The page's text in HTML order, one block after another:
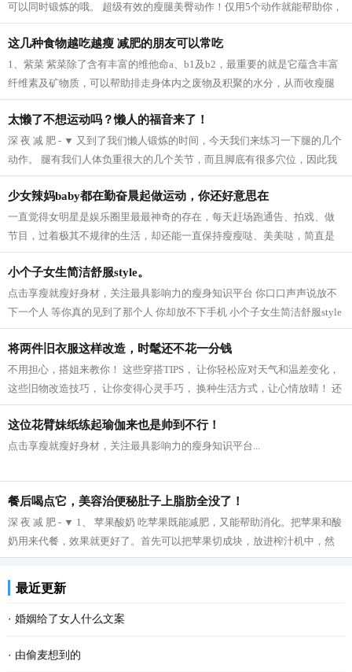
可以同时锻炼的哦。 超级有效的瘦腿美臀动作！仅用5个动作就能帮助你，
瘦出性感美腿，同时还塑造紧致翘臀...
这几种食物越吃越瘦 减肥的朋友可以常吃
1、紫菜 紫菜除了含有丰富的维他命a、b1及b2，最重要的就是它蕴含丰富
纤维素及矿物质，可以帮助排走身体内之废物及积聚的水分，从而收瘦腿
之效。 2、芝麻 芝麻它的亚麻仁油酸可以...
太懒了不想运动吗？懒人的福音来了！
深 夜 减 肥 - ▼ 又到了我们懒人锻炼的时间，今天我们来练习一下腿的几个
动作。 腿有我们人体负重很大的几个关节，而且脚底有很多穴位，因此我
们要多锻炼我们的脚，促进血液循...
少女辣妈baby都在勤奋晨起做运动，你还好意思在
一直觉得女明星是娱乐圈里最最神奇的存在，每天赶场跑通告、拍戏、做
节目，过着极其不规律的生活，却还能一直保持瘦瘦哒、美美哒，简直是
羡慕死我们这些凡人啦~老天爷爷太不公...
小个子女生简洁舒服style。
点击享瘦就瘦好身材，关注最具影响力的瘦身知识平台 你口口声声说放不
下一个人 等你真的见到了那个人 你却放不下手机 小个子女生简洁舒服style
模特身高159CM 165cm半熟女生的轻熟小性...
将两件旧衣服这样改造，时髦还不花一分钱
不用担心，搭姐来教你！ 这些穿搭TIPS， 让你轻松应对天气和温差变化，
这些旧物改造技巧， 让你变得心灵手巧， 换种生活方式，让心情放晴！ 还
等什么，快点学起来吧！ 针织衫 风...
这位花臂妹纸练起瑜伽来也是帅到不行！
点击享瘦就瘦好身材，关注最具影响力的瘦身知识平台...
餐后喝点它，美容治便秘肚子上脂肪全没了！
深 夜 减 肥 - ▼ 1、 苹果酸奶 吃苹果既能减肥，又能帮助消化。把苹果和酸
奶用来代餐，效果就更好了。首先可以把苹果切成块，放进榨汁机中，然
后再把榨好的苹果汁与酸奶拌在一起...
最近更新
· 婚姻给了女人什么文案
· 由偷麦想到的